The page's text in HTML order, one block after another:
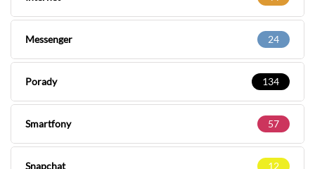
Messenger 24
Porady 134
Smartfony 57
Snapchat 12